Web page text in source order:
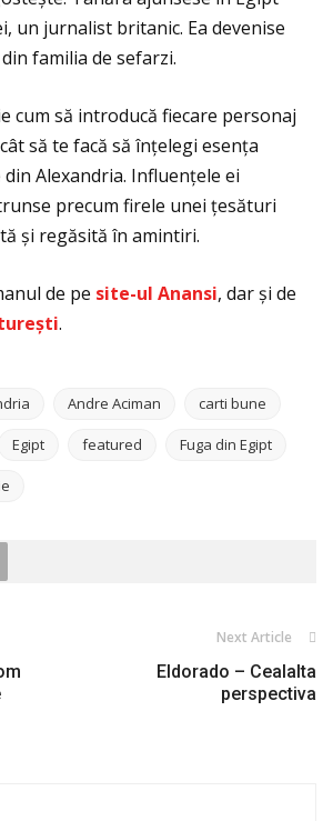
un jurnalist britanic. Ea devenise
familia de sefarzi.
cum să introducă fiecare personaj
să te facă să înţelegi esenţa
Alexandria. Influenţele ei
precum firele unei ţesături
și regăsită în amintiri.
de pe site-ul Anansi, dar și de
ști.
Andre Aciman carti bune
Egipt featured Fuga din Egipt
Next Article
Eldorado – Cealalta
perspectiva